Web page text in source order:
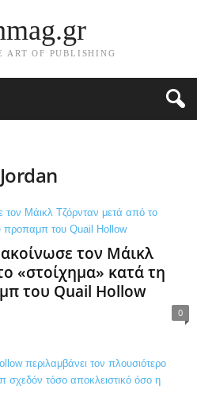
ART OF PUBLISHING
τον Μάικλ
«στοίχημα» κατά τη
του Quail Hollow
0